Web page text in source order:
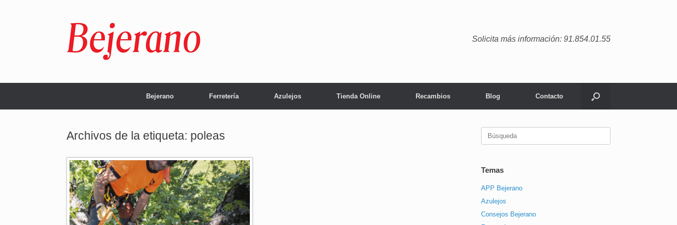
Solicita más información: 91.854.01.55
Bejerano Ferretería Azulejos Tienda Online Recambios Blog Contacto
Archivos de la etiqueta: poleas Buscar:
Temas
APP Bejerano
Azulejos
Consejos Bejerano